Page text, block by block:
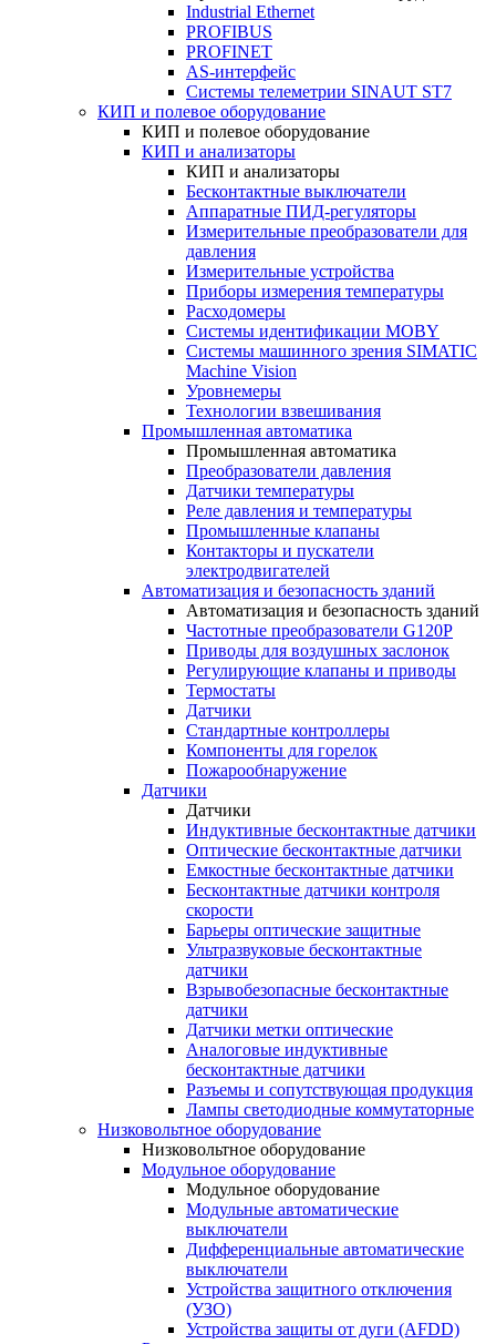
Industrial Ethernet
PROFIBUS
PROFINET
AS-интерфейс
Системы телеметрии SINAUT ST7
КИП и полевое оборудование
КИП и полевое оборудование
КИП и анализаторы
КИП и анализаторы
Бесконтактные выключатели
Аппаратные ПИД-регуляторы
Измерительные преобразователи для
давления
Измерительные устройства
Приборы измерения температуры
Расходомеры
Системы идентификации MOBY
Системы машинного зрения SIMATIC
Machine Vision
Уровнемеры
Технологии взвешивания
Промышленная автоматика
Промышленная автоматика
Преобразователи давления
Датчики температуры
Реле давления и температуры
Промышленные клапаны
Контакторы и пускатели
электродвигателей
Автоматизация и безопасность зданий
Автоматизация и безопасность зданий
Частотные преобразователи G120P
Приводы для воздушных заслонок
Регулирующие клапаны и приводы
Термостаты
Датчики
Стандартные контроллеры
Компоненты для горелок
Пожарообнаружение
Датчики
Датчики
Индуктивные бесконтактные датчики
Оптические бесконтактные датчики
Емкостные бесконтактные датчики
Бесконтактные датчики контроля
скорости
Барьеры оптические защитные
Ультразвуковые бесконтактные
датчики
Взрывобезопасные бесконтактные
датчики
Датчики метки оптические
Аналоговые индуктивные
бесконтактные датчики
Разъемы и сопутствующая продукция
Лампы светодиодные коммутаторные
Низковольтное оборудование
Низковольтное оборудование
Модульное оборудование
Модульное оборудование
Модульные автоматические
выключатели
Дифференциальные автоматические
выключатели
Устройства защитного отключения
(УЗО)
Устройства защиты от дуги (AFDD)